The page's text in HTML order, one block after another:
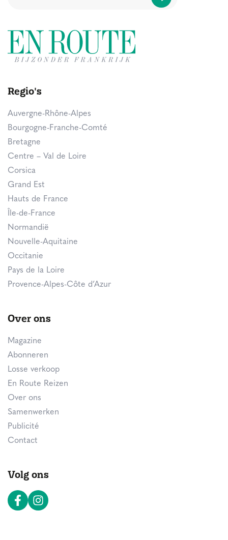
Regio's
Auvergne-Rhône-Alpes
Bourgogne-Franche-Comté
Bretagne
Centre – Val de Loire
Corsica
Grand Est
Hauts de France
Île-de-France
Normandië
Nouvelle-Aquitaine
Occitanie
Pays de la Loire
Provence-Alpes-Côte d’Azur
Over ons
Magazine
Abonneren
Losse verkoop
En Route Reizen
Over ons
Samenwerken
Publicité
Contact
Volg ons